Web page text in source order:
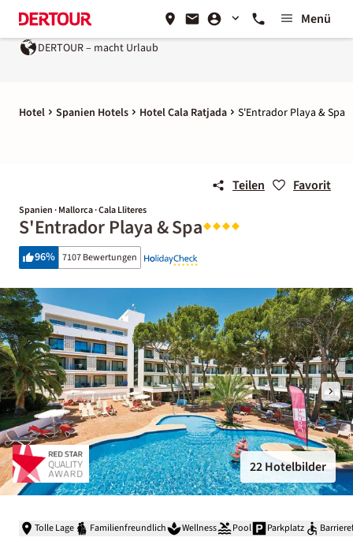
Menü
– macht Urlaub Ein Unternehmen der
Hotel Spanien Hotels Hotel Cala Ratjada S'Entrador Playa & Spa
Teilen Favorit
Spanien · Mallorca · Cala Lliteres
S'Entrador Playa & Spa
96% 7107 Bewertungen
22 Hotelbilder
Tolle Lage Familienfreundlich Wellness Pool Parkplatz